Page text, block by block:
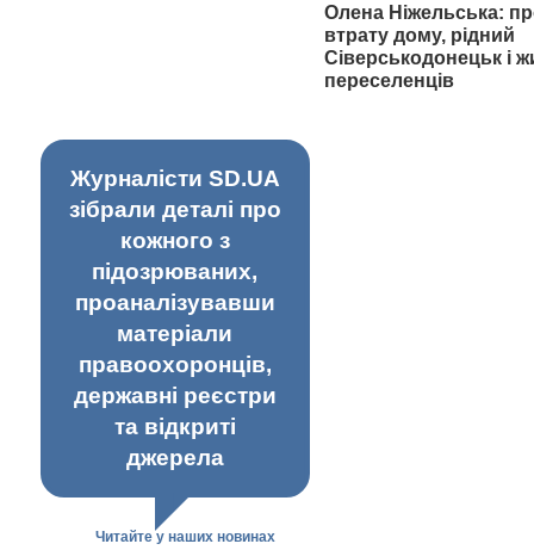
Олена Ніжельська:
втрату дому, рідний
Сіверськодонецьк і
переселенців
Журналісти SD.UA
зібрали деталі про
кожного з
підозрюваних,
проаналізувавши
матеріали
правоохоронців,
державні реєстри
та відкриті
джерела
Читайте у наших новинах